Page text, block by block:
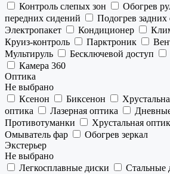
Контроль слепых зон
Обогрев
передних сидений
Подогрев задних
Электропакет
Кондиционер
Круиз-контроль
Парктроник
Мультируль
Бесключевой доступ
Камера 360
Оптика
Не выбрано
Ксенон
Биксенон
оптика
Лазерная оптика
Противотуманки
Хрустальная
Омыватель фар
Обогрев зеркал
Экстерьер
Не выбрано
Легкосплавные диски
Стальные